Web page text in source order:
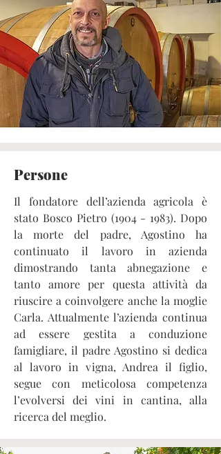
Persone
Il fondatore dell’azienda agricola è
stato Bosco Pietro (1904 - 1983). Dopo
la morte del padre, Agostino ha
continuato il lavoro in azienda
dimostrando tanta abnegazione e
tanto amore per questa attività da
riuscire a coinvolgere anche la moglie
Carla. Attualmente l’azienda continua
ad essere gestita a conduzione
famigliare, il padre Agostino si dedica
al lavoro in vigna, Andrea il figlio,
segue con meticolosa competenza
l’evolversi dei vini in cantina, alla
ricerca del meglio.